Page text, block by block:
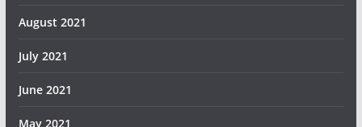
August 2021
July 2021
June 2021
May 2021